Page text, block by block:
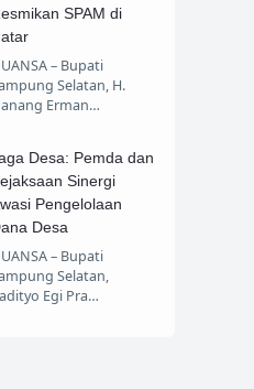
SPAM di
– Bupati
Selatan, H.
Erman…
Desa: Pemda dan
Sinergi
Pengelolaan
Desa
– Bupati
Selatan,
Egi Pra…